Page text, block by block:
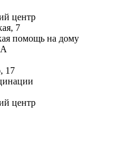
центр
7
помощь на дому
17
центр